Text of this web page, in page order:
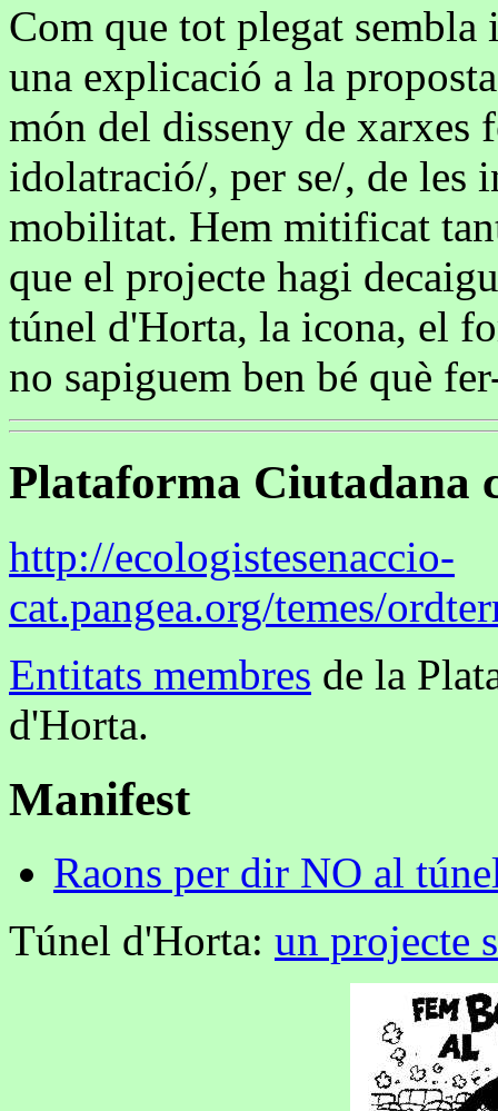
Com que tot plegat sembla
una explicació a la
món del disseny de xarxes
idolatració/, per se/, de les
mobilitat. Hem mitificat
que el projecte hagi
túnel d'Horta, la icona, el
no sapiguem ben bé què
Plataforma Ciutadana
http://ecologistesenaccio-
cat.pangea.org/temes/
Entitats membres de la
d'Horta.
Manifest
Raons per dir NO al
Túnel d'Horta: un projecte